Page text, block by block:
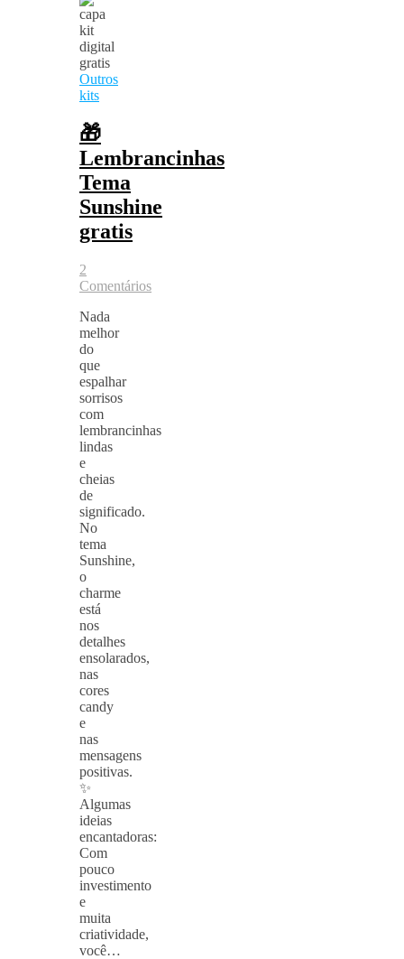
Outros
kits
🎁
Lembrancinhas
Tema
Sunshine
gratis
2
Comentários
Nada
melhor
do
que
espalhar
sorrisos
com
lembrancinhas
lindas
e
cheias
de
significado.
No
tema
Sunshine,
o
charme
está
nos
detalhes
ensolarados,
nas
cores
candy
e
nas
mensagens
positivas.
✨
Algumas
ideias
encantadoras:
Com
pouco
investimento
e
muita
criatividade,
você…